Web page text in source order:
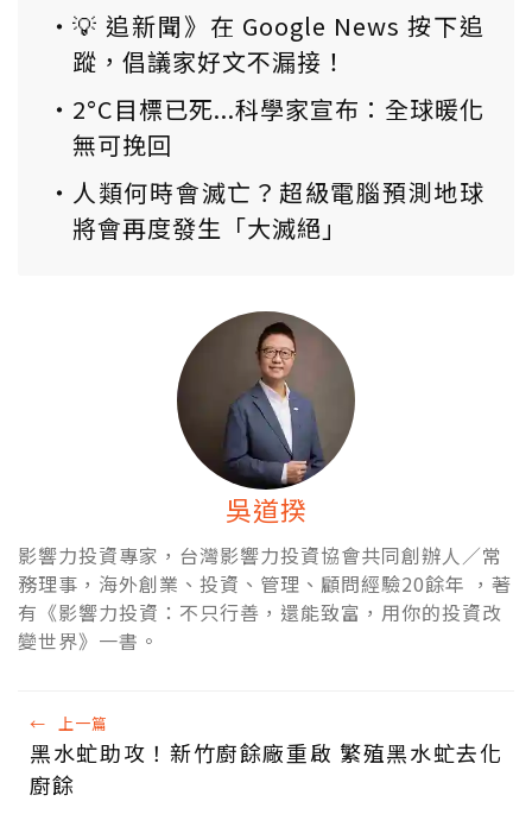
💡 追新聞》在 Google News 按下追
蹤，倡議家好文不漏接！
2°C目標已死...科學家宣布：全球暖化
無可挽回
人類何時會滅亡？超級電腦預測地球
將會再度發生「大滅絕」
吳道揆
影響力投資專家，台灣影響力投資協會共同創辦人／常
務理事，海外創業、投資、管理、顧問經驗20餘年 ，著
有《影響力投資：不只行善，還能致富，用你的投資改
變世界》一書。
← 上一篇
黑水虻助攻！新竹廚餘廠重啟 繁殖黑水虻去化
廚餘